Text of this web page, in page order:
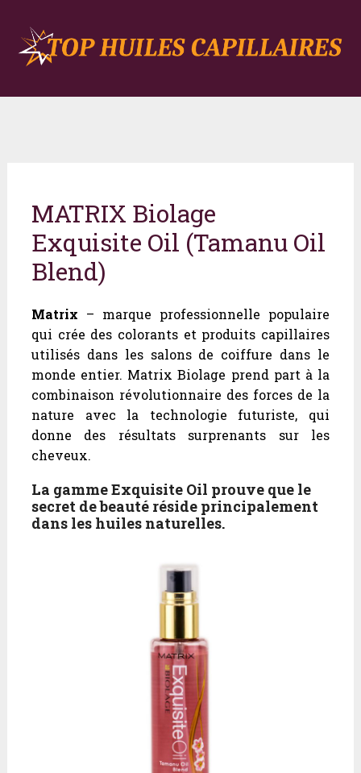
MATRIX Biolage
Exquisite Oil (Tamanu Oil
Blend)
Matrix – marque professionnelle populaire
qui crée des colorants et produits capillaires
utilisés dans les salons de coiffure dans le
monde entier. Matrix Biolage prend part à la
combinaison révolutionnaire des forces de la
nature avec la technologie futuriste, qui
donne des résultats surprenants sur les
cheveux.
La gamme Exquisite Oil prouve que le
secret de beauté réside principalement
dans les huiles naturelles.